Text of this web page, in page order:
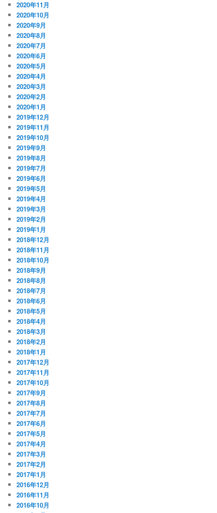
2020年11月
2020年10月
2020年9月
2020年8月
2020年7月
2020年6月
2020年5月
2020年4月
2020年3月
2020年2月
2020年1月
2019年12月
2019年11月
2019年10月
2019年9月
2019年8月
2019年7月
2019年6月
2019年5月
2019年4月
2019年3月
2019年2月
2019年1月
2018年12月
2018年11月
2018年10月
2018年9月
2018年8月
2018年7月
2018年6月
2018年5月
2018年4月
2018年3月
2018年2月
2018年1月
2017年12月
2017年11月
2017年10月
2017年9月
2017年8月
2017年7月
2017年6月
2017年5月
2017年4月
2017年3月
2017年2月
2017年1月
2016年12月
2016年11月
2016年10月